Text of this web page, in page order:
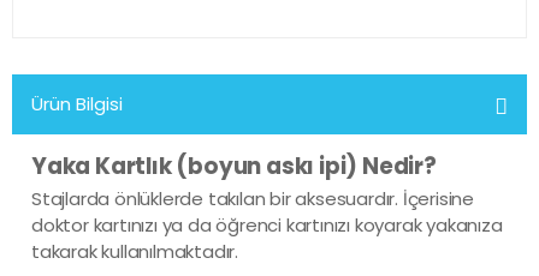
Likralı Scrubs Takımlar Temizlik Personeli Kıyafetleri
Ürün Bilgisi
Yaka Kartlık (boyun askı ipi) Nedir?
Stajlarda önlüklerde takılan bir aksesuardır. İçerisine
doktor kartınızı ya da öğrenci kartınızı koyarak yakanıza
takarak kullanılmaktadır.